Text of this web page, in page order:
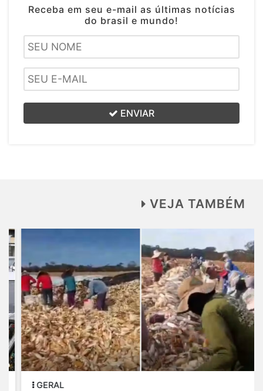
Receba em seu e-mail as últimas notícias
do brasil e mundo!
ENVIAR
VEJA TAMBÉM
GERAL